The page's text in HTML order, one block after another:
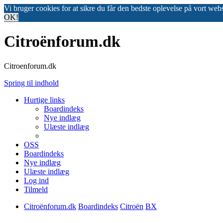
Vi bruger cookies for at sikre du får den bedste oplevelse på vort
OK!
Citroënforum.dk
Citroenforum.dk
Spring til indhold
Hurtige links
Boardindeks
Nye indlæg
Ulæste indlæg
OSS
Boardindeks
Nye indlæg
Ulæste indlæg
Log ind
Tilmeld
Citroënforum.dk Boardindeks Citroën BX